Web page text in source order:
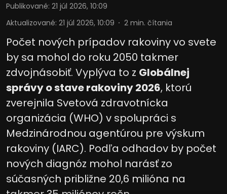
Publikované: 21 júl 2026, 10:09
Aktualizované: 21 júl 2026, 10:09 2 min. čítania
Počet nových prípadov rakoviny vo svete
by sa mohol do roku 2050 takmer
zdvojnásobiť. Vyplýva to z Globálnej
správy o stave rakoviny 2026, ktorú
zverejnila Svetová zdravotnícka
organizácia (WHO) v spolupráci s
Medzinárodnou agentúrou pre výskum
rakoviny (IARC). Podľa odhadov by počet
nových diagnóz mohol narásť zo
súčasných približne 20,6 milióna na